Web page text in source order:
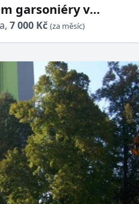
garsoniéry v
Lípě.
7 000 Kč (za měsíc)